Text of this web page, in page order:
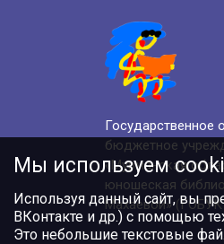
Государственное
бюджетное
«Мурманская
юношеская
Махаевой»
Мы используем
Используя данный сайт, вы
ВКонтакте и др.) с помощью
Это небольшие текстовые